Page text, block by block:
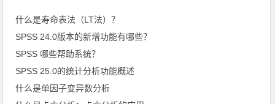
什么是寿命表法（LT法）？
SPSS 24.0版本的新增功能有哪些？
SPSS 哪些帮助系统？
SPSS 25.0的统计分析功能概述
什么是单因子变异数分析